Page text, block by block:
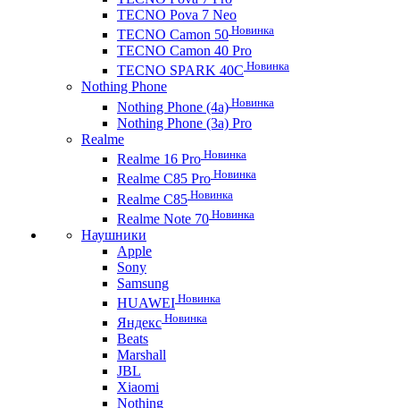
TECNO Pova 7 Neo
TECNO Camon 50 Новинка
TECNO Camon 40 Pro
TECNO SPARK 40C Новинка
Nothing Phone
Nothing Phone (4a) Новинка
Nothing Phone (3a) Pro
Realme
Realme 16 Pro Новинка
Realme C85 Pro Новинка
Realme C85 Новинка
Realme Note 70 Новинка
Наушники
Apple
Sony
Samsung
HUAWEI Новинка
Яндекс Новинка
Beats
Marshall
JBL
Xiaomi
Nothing